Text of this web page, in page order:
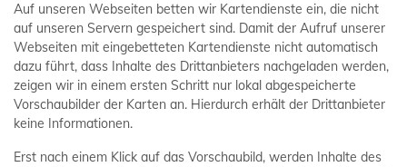
Auf unseren Webseiten betten wir Kartendienste ein, die nicht
auf unseren Servern gespeichert sind. Damit der Aufruf unserer
Webseiten mit eingebetteten Kartendienste nicht automatisch
dazu führt, dass Inhalte des Drittanbieters nachgeladen werden,
zeigen wir in einem ersten Schritt nur lokal abgespeicherte
Vorschaubilder der Karten an. Hierdurch erhält der Drittanbieter
keine Informationen.
Erst nach einem Klick auf das Vorschaubild, werden Inhalte des